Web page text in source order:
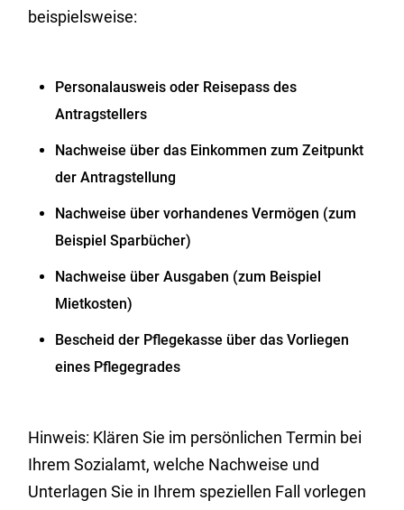
beispielsweise:
Personalausweis oder Reisepass des
Antragstellers
Nachweise über das Einkommen zum Zeitpunkt
der Antragstellung
Nachweise über vorhandenes Vermögen (zum
Beispiel Sparbücher)
Nachweise über Ausgaben (zum Beispiel
Mietkosten)
Bescheid der Pflegekasse über das Vorliegen
eines Pflegegrades
Hinweis: Klären Sie im persönlichen Termin bei
Ihrem Sozialamt, welche Nachweise und
Unterlagen Sie in Ihrem speziellen Fall vorlegen